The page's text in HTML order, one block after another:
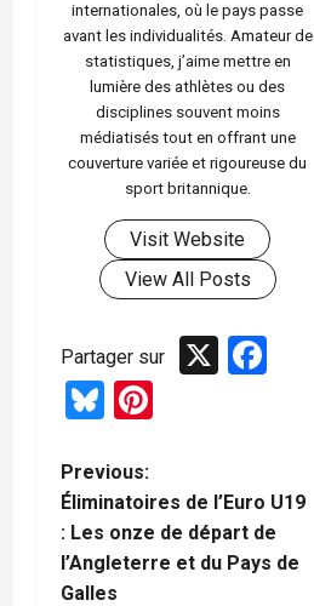
internationales, où le pays passe
avant les individualités. Amateur de
statistiques, j’aime mettre en
lumière des athlètes ou des
disciplines souvent moins
médiatisés tout en offrant une
couverture variée et rigoureuse du
sport britannique.
Visit Website
View All Posts
Partager sur X
Bluesky
P
o
s
Previous:
Éliminatoires de l’Euro U19
: Les onze de départ de
l’Angleterre et du Pays de
Galles